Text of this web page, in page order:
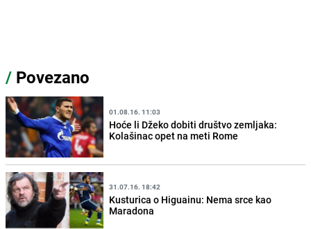
/ Povezano
01.08.16. 11:03
Hoće li Džeko dobiti društvo zemljaka:
Kolašinac opet na meti Rome
31.07.16. 18:42
Kusturica o Higuainu: Nema srce kao
Maradona